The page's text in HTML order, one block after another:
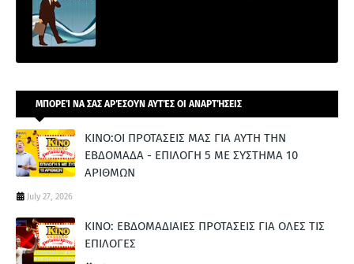
ΜΠΟΡΕΊ ΝΑ ΣΑΣ ΑΡΈΣΟΥΝ ΑΥΤΈΣ ΟΙ ΑΝΑΡΤΉΣΕΙΣ
ΚΙΝΟ:ΟΙ ΠΡΟΤΑΣΕΙΣ ΜΑΣ ΓΙΑ ΑΥΤΗ ΤΗΝ
ΕΒΔΟΜΑΔΑ - ΕΠΙΛΟΓΗ 5 ΜΕ ΣΥΣΤΗΜΑ 10
ΑΡΙΘΜΩΝ
July 27, 2026
ΚΙΝΟ: ΕΒΔΟΜΑΔΙΑΙΕΣ ΠΡΟΤΑΣΕΙΣ ΓΙΑ ΟΛΕΣ ΤΙΣ
ΕΠΙΛΟΓΕΣ